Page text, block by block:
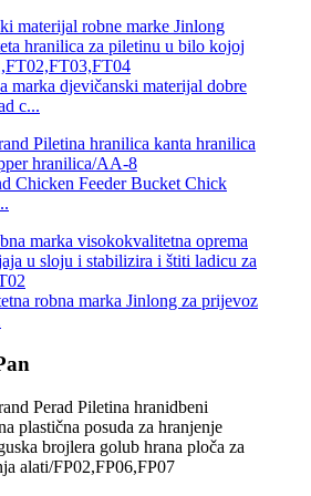
marka djevičanski materijal dobre
c...
Chicken Feeder Bucket Chick
robna marka Jinlong za prijevoz